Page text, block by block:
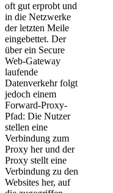
oft gut erprobt und
in die Netzwerke
der letzten Meile
eingebettet. Der
über ein Secure
Web-Gateway
laufende
Datenverkehr folgt
jedoch einem
Forward-Proxy-
Pfad: Die Nutzer
stellen eine
Verbindung zum
Proxy her und der
Proxy stellt eine
Verbindung zu den
Websites her, auf